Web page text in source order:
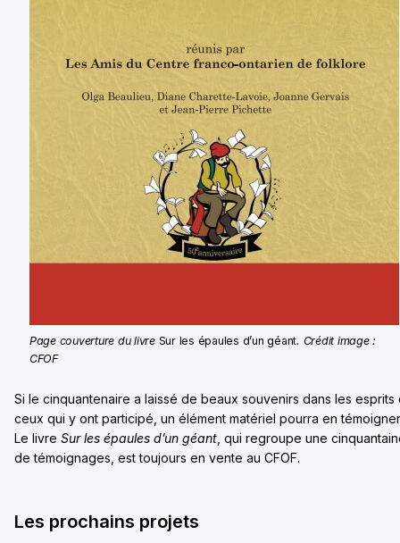
Page couverture du livreSur les épaules d’un géant. Crédit image :
CFOF
Si le cinquantenaire a laissé de beaux souvenirs dans les esprits
ceux qui y ont participé, un élément matériel pourra en
Le livre Sur les épaules d’un géant , qui regroupe une
de témoignages, est toujours en vente au CFOF.
Les prochains projets